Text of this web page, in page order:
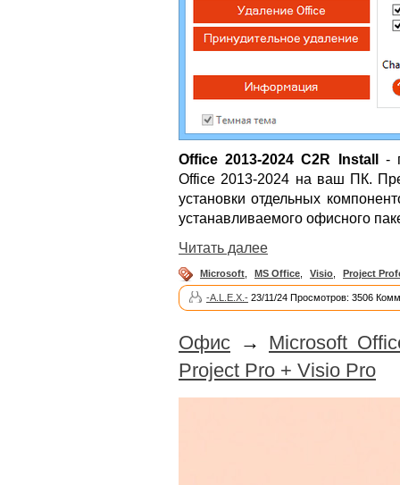
Office 2013-2024 C2R Install
-
Office 2013-2024 на ваш ПК.
установки отдельных
устанавливаемого офисного
Читать далее
Microsoft MS Office Visio Project
-A.L.E.X.- 23/11/24 Просмотров: 3506
Офис → Microsoft
Project Pro + Visio Pro